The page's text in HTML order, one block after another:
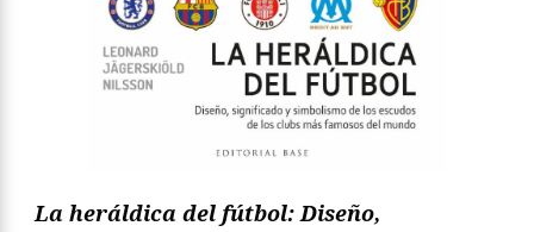
La heráldica del fútbol: Diseño,